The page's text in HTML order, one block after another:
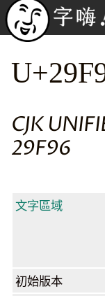
CJK
29F96
文字區域
初始版本